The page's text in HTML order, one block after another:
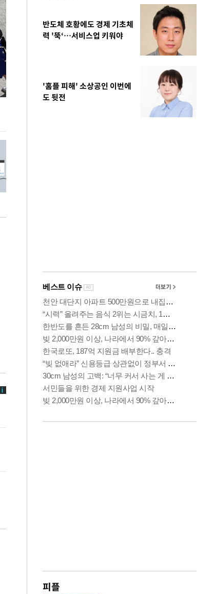
이 대통령, '청년 대책 속도 높여야…폭염 문제도 입추 코앞인데
반도체 호황에도 경제 기초체
력 '뚝‘…서비스업 키워야
'홈플 피해' 소상공인 이번에
도 뒷전
피플